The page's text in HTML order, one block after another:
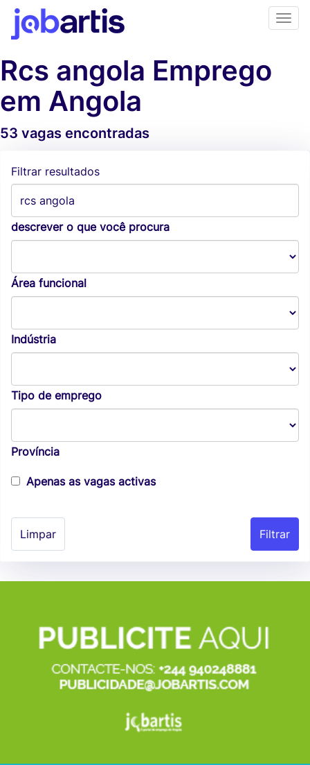
Rcs angola Emprego
em Angola
53 vagas encontradas
Filtrar resultados
descrever o que você procura
Área funcional
Indústria
Tipo de emprego
Província
Apenas as vagas activas
Limpar